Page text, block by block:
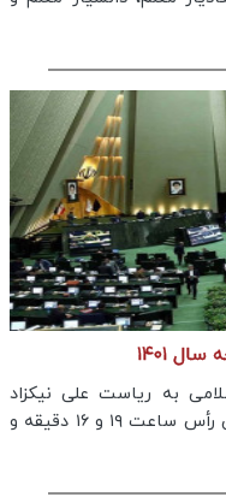
۱۴۰۱
به ریاست علی نیکزاد
ثمرین نایب رییس مجلس شورای اسلامی رأس ساعت ۱۹ و ۱۶ دقیقه و